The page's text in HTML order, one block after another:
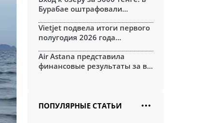
Бурабае оштрафовали...
Vietjet подвела итоги первого
полугодия 2026 года...
Air Astana представила
финансовые результаты за в...
ПОПУЛЯРНЫЕ СТАТЬИ